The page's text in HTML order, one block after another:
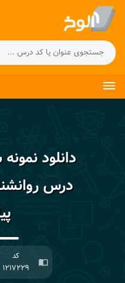
دانلود
درس
import_contacts
کد
۱۲۱۷۲۲۹